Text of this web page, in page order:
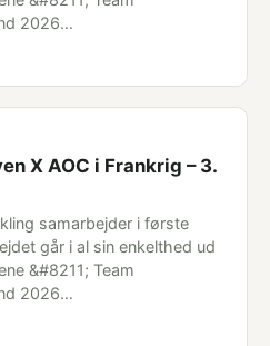
2026…
X AOC i Frankrig – 3.
samarbejder i første
går i al sin enkelthed ud
&#8211; Team
2026…